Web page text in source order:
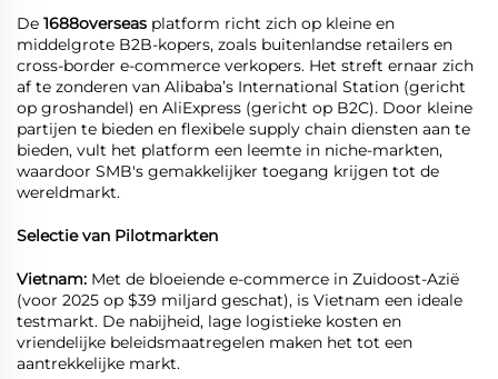
De 1688overseas platform richt zich op kleine en
middelgrote B2B-kopers, zoals buitenlandse retailers en
cross-border e-commerce verkopers. Het streft ernaar zich
af te zonderen van Alibaba’s International Station (gericht
op groshandel) en AliExpress (gericht op B2C). Door kleine
partijen te bieden en flexibele supply chain diensten aan te
bieden, vult het platform een leemte in niche-markten,
waardoor SMB's gemakkelijker toegang krijgen tot de
wereldmarkt.
Selectie van Pilotmarkten
Vietnam: Met de bloeiende e-commerce in Zuidoost-Azië
(voor 2025 op $39 miljard geschat), is Vietnam een ideale
testmarkt. De nabijheid, lage logistieke kosten en
vriendelijke beleidsmaatregelen maken het tot een
aantrekkelijke markt.